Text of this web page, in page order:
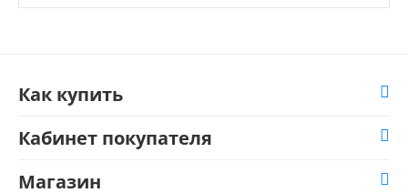
Как купить
Кабинет покупателя
Магазин